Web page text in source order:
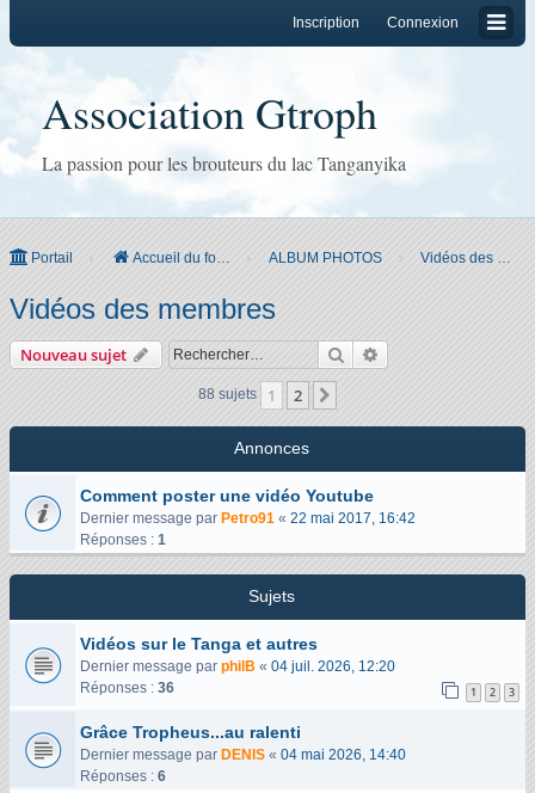
Connexion
Inscription
Association Gtroph
La passion pour les brouteurs du lac Tanganyika
Portail Accueil du forum ALBUM PHOTOS Vidéos des membres
Vidéos des membres
Nouveau sujet Rechercher
88 sujets 1 2
Annonces
Comment poster une vidéo Youtube
Dernier message par Petro91 « 22 mai 2017, 16:42
Réponses : 1
Sujets
Vidéos sur le Tanga et autres
Dernier message par philB « 04 juil. 2026, 12:20
Réponses : 36 1 2 3
Grâce Tropheus...au ralenti
Dernier message par DENIS « 04 mai 2026, 14:40
Réponses : 6